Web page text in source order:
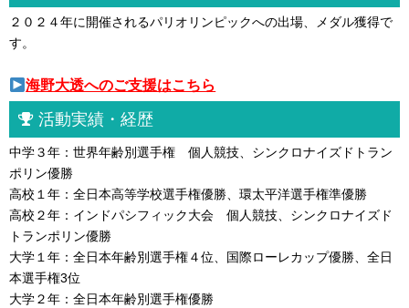
２０２４年に開催されるパリオリンピックへの出場、メダル獲得で
す。
海野大透へのご支援はこちら
活動実績・経歴
中学３年：世界年齢別選手権 個人競技、シンクロナイズドトラン
ポリン優勝
高校１年：全日本高等学校選手権優勝、環太平洋選手権準優勝
高校２年：インドパシフィック大会 個人競技、シンクロナイズド
トランポリン優勝
大学１年：全日本年齢別選手権４位、国際ローレカップ優勝、全日
本選手権3位
大学２年：全日本年齢別選手権優勝